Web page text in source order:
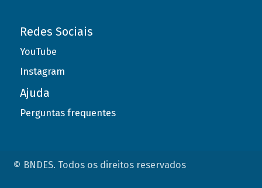
Redes Sociais
YouTube
Instagram
Ajuda
Perguntas frequentes
© BNDES. Todos os direitos reservados